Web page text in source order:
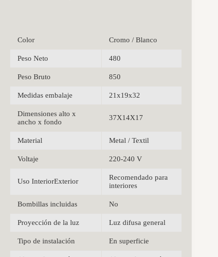
Color Cromo / Blanco
Peso Neto 480
Peso Bruto 850
Medidas embalaje 21x19x32
Dimensiones alto x
ancho x fondo
37X14X17
Material Metal / Textil
Voltaje 220-240 V
Uso InteriorExterior
Recomendado para
interiores
Bombillas incluidas No
Proyección de la luz Luz difusa general
Tipo de instalación En superficie